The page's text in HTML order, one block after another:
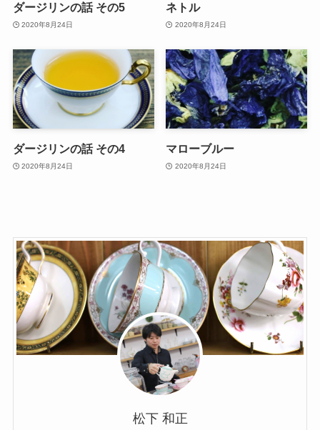
ダージリンの話 その5
2020年8月24日
ネトル
2020年8月24日
ダージリンの話 その4
2020年8月24日
マローブルー
2020年8月24日
松下 和正